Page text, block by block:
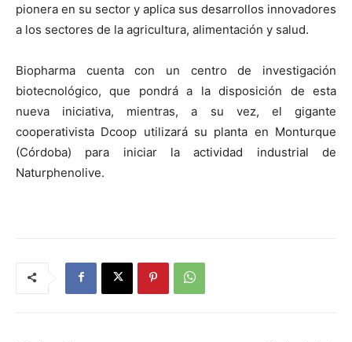
pionera en su sector y aplica sus desarrollos innovadores
a los sectores de la agricultura, alimentación y salud.
Biopharma cuenta con un centro de investigación
biotecnológico, que pondrá a la disposición de esta
nueva iniciativa, mientras, a su vez, el gigante
cooperativista Dcoop utilizará su planta en Monturque
(Córdoba) para iniciar la actividad industrial de
Naturphenolive.